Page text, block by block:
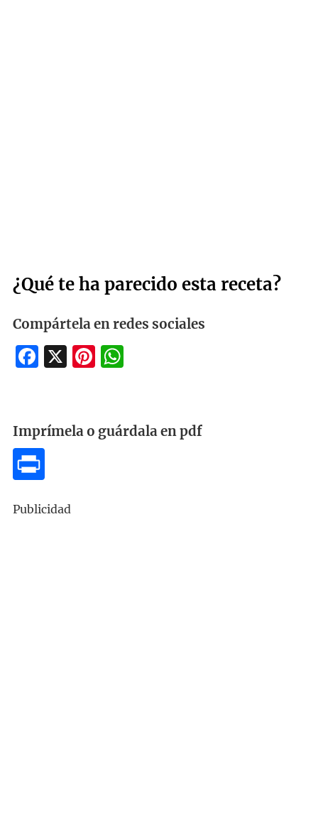
¿Qué te ha parecido esta receta?
Compártela en redes sociales
Facebook
X Pinterest
WhatsApp
Imprímela o guárdala en pdf
Publicidad